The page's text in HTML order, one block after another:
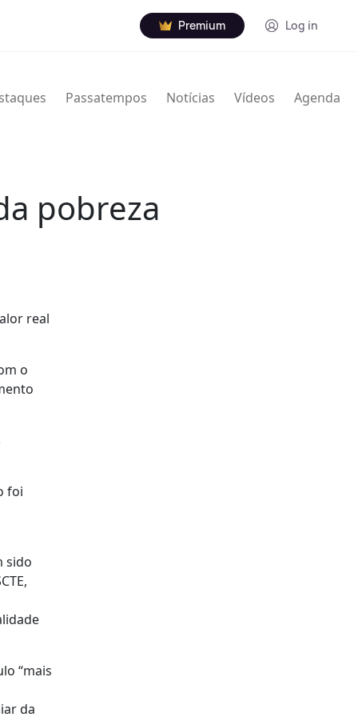
Premium Log in
Passatempos Notícias Vídeos Agenda
pobreza
real
o
foi
sido
“mais
da